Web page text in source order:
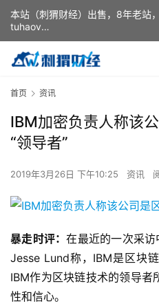
首页 资讯
IBM加密负责人称该
“领导者”
2019年3月26日 下午10:25 资讯
暴走时评：在最近的一次采
Jesse Lund称，IBM是区块
IBM作为区块链技术的领导者
性和信心。
本站（刺猬财经）出售，8年老站
tuhaov
This website (ciweicaijing) is for
website. If you need it, please